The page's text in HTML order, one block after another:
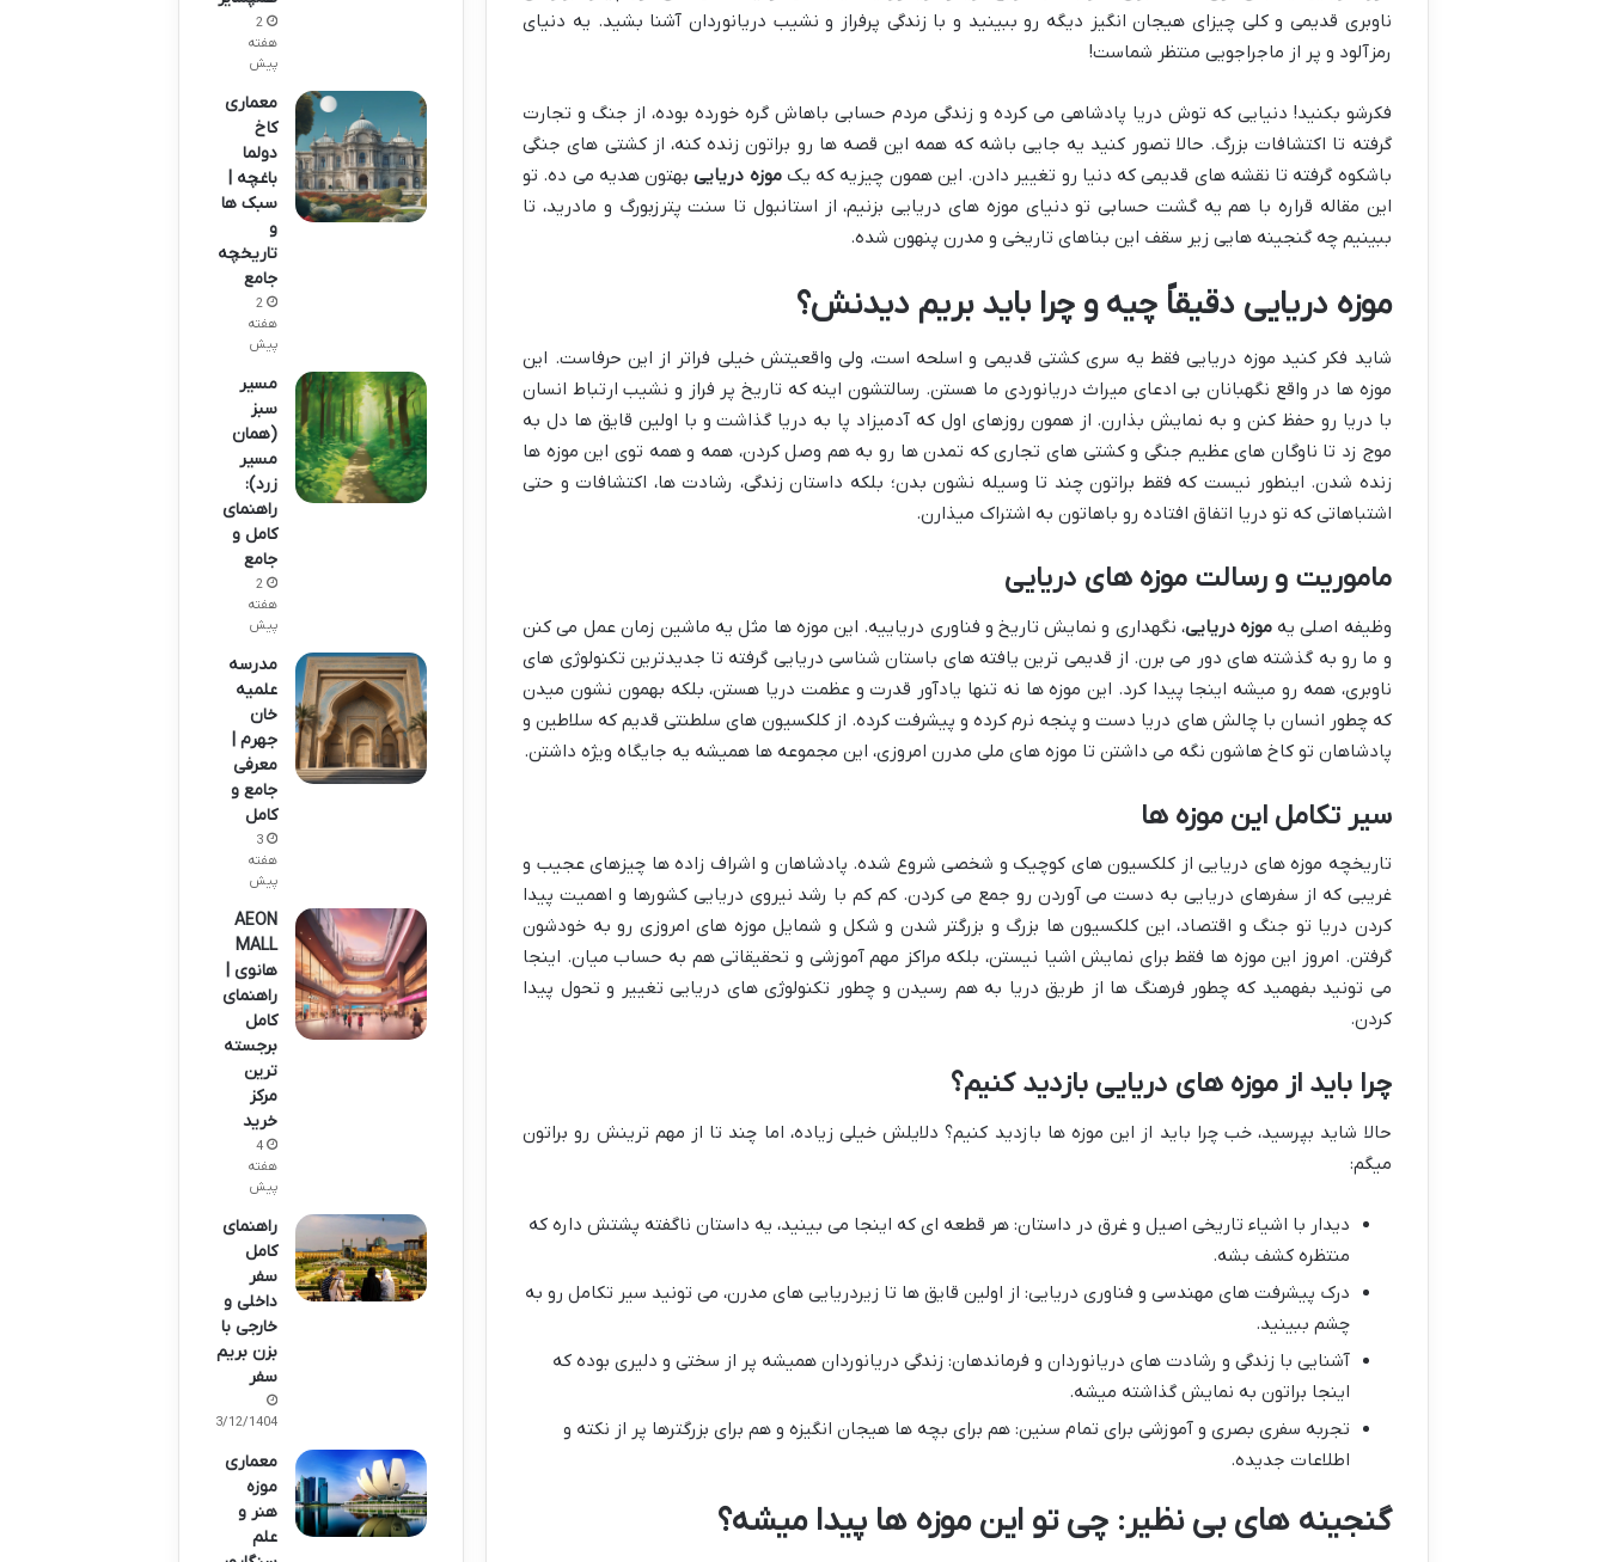
ناوبری قدیمی و کلی چیزای هیجان انگیز دیگه رو ببینید و با زندگی پرفراز و نشیب دریانوردان آشنا بشید. یه دنیای
رمزآلود و پر از ماجراجویی منتظر شماست!
فکرشو بکنید! دنیایی که توش دریا پادشاهی می کرده و زندگی مردم حسابی باهاش گره خورده بوده، از جنگ و تجارت
گرفته تا اکتشافات بزرگ. حالا تصور کنید یه جایی باشه که همه این قصه ها رو براتون زنده کنه، از کشتی های جنگی
باشکوه گرفته تا نقشه های قدیمی که دنیا رو تغییر دادن. این همون چیزیه که یکموزه دریاییبهتون هدیه می ده. تو
این مقاله قراره با هم یه گشت حسابی تو دنیای موزه های دریایی بزنیم، از استانبول تا سنت پترزبورگ و مادرید، تا
ببینیم چه گنجینه هایی زیر سقف این بناهای تاریخی و مدرن پنهون شده.
موزه دریایی دقیقاً چیه و چرا باید بریم دیدنش؟
شاید فکر کنید موزه دریایی فقط یه سری کشتی قدیمی و اسلحه است، ولی واقعیتش خیلی فراتر از این حرفاست. این
موزه ها در واقع نگهبانان بی ادعای میراث دریانوردی ما هستن. رسالتشون اینه که تاریخ پر فراز و نشیب ارتباط انسان
با دریا رو حفظ کنن و به نمایش بذارن. از همون روزهای اول که آدمیزاد پا به دریا گذاشت و با اولین قایق ها دل به
موج زد تا ناوگان های عظیم جنگی و کشتی های تجاری که تمدن ها رو به هم وصل کردن، همه و همه توی این موزه ها
زنده شدن. اینطور نیست که فقط براتون چند تا وسیله نشون بدن؛ بلکه داستان زندگی، رشادت ها، اکتشافات و حتی
اشتباهاتی که تو دریا اتفاق افتاده رو باهاتون به اشتراک میذارن.
ماموریت و رسالت موزه های دریایی
وظیفه اصلی یهموزه دریایی، نگهداری و نمایش تاریخ و فناوری دریاییه. این موزه ها مثل یه ماشین زمان عمل می کنن
و ما رو به گذشته های دور می برن. از قدیمی ترین یافته های باستان شناسی دریایی گرفته تا جدیدترین تکنولوژی های
ناوبری، همه رو میشه اینجا پیدا کرد. این موزه ها نه تنها یادآور قدرت و عظمت دریا هستن، بلکه بهمون نشون میدن
که چطور انسان با چالش های دریا دست و پنجه نرم کرده و پیشرفت کرده. از کلکسیون های سلطنتی قدیم که سلاطین و
پادشاهان تو کاخ هاشون نگه می داشتن تا موزه های ملی مدرن امروزی، این مجموعه ها همیشه یه جایگاه ویژه داشتن.
سیر تکامل این موزه ها
تاریخچه موزه های دریایی از کلکسیون های کوچیک و شخصی شروع شده. پادشاهان و اشراف زاده ها چیزهای عجیب و
غریبی که از سفرهای دریایی به دست می آوردن رو جمع می کردن. کم کم با رشد نیروی دریایی کشورها و اهمیت پیدا
کردن دریا تو جنگ و اقتصاد، این کلکسیون ها بزرگ و بزرگتر شدن و شکل و شمایل موزه های امروزی رو به خودشون
گرفتن. امروز این موزه ها فقط برای نمایش اشیا نیستن، بلکه مراکز مهم آموزشی و تحقیقاتی هم به حساب میان. اینجا
می تونید بفهمید که چطور فرهنگ ها از طریق دریا به هم رسیدن و چطور تکنولوژی های دریایی تغییر و تحول پیدا
کردن.
چرا باید از موزه های دریایی بازدید کنیم؟
حالا شاید بپرسید، خب چرا باید از این موزه ها بازدید کنیم؟ دلایلش خیلی زیاده، اما چند تا از مهم ترینش رو براتون
میگم:
دیدار با اشیاء تاریخی اصیل و غرق در داستان: هر قطعه ای که اینجا می بینید، یه داستان ناگفته پشتش داره که
منتظره کشف بشه.
درک پیشرفت های مهندسی و فناوری دریایی: از اولین قایق ها تا زیردریایی های مدرن، می تونید سیر تکامل رو به
چشم ببینید.
آشنایی با زندگی و رشادت های دریانوردان و فرماندهان: زندگی دریانوردان همیشه پر از سختی و دلیری بوده که
اینجا براتون به نمایش گذاشته میشه.
تجربه سفری بصری و آموزشی برای تمام سنین: هم برای بچه ها هیجان انگیزه و هم برای بزرگترها پر از نکته و
اطلاعات جدیده.
گنجینه های بی نظیر: چی تو این موزه ها پیدا میشه؟
2
هفته
پیش
معماری
کاخ
دولما
باغچه |
سبک ها
و
تاریخچه
جامع
2
هفته
پیش
مسیر
سبز
(همان
مسیر
زرد):
راهنمای
کامل و
جامع
2
هفته
پیش
مدرسه
علمیه
خان
جهرم |
معرفی
جامع و
کامل
3
هفته
پیش
AEON
MALL
هانوی |
راهنمای
کامل
برجسته
ترین
مرکز
خرید
4
هفته
پیش
راهنمای
کامل
سفر
داخلی و
خارجی با
بزن بریم
سفر
03/12/1404
معماری
موزه
هنر و
علم